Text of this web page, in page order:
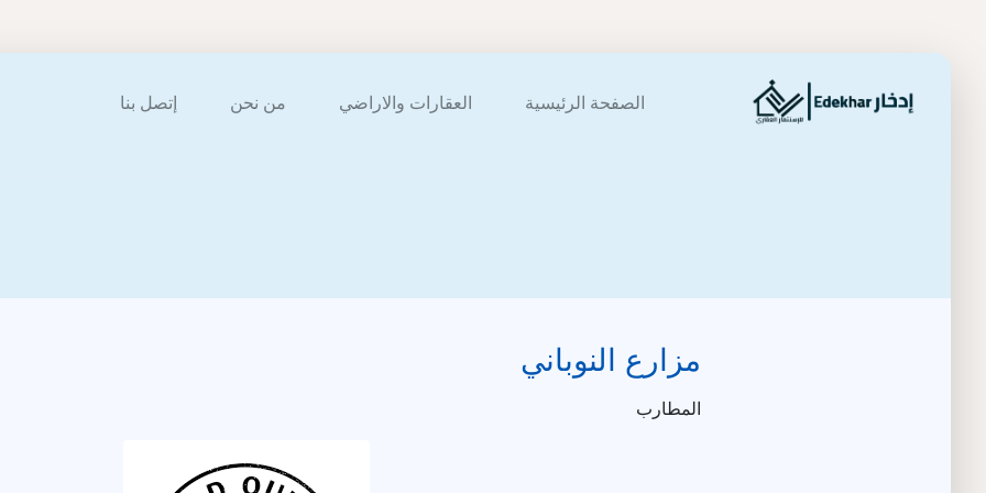
الصفحة الرئيسية العقارات والاراضي من نحن إتصل بنا
مزارع النوباني
المطارب